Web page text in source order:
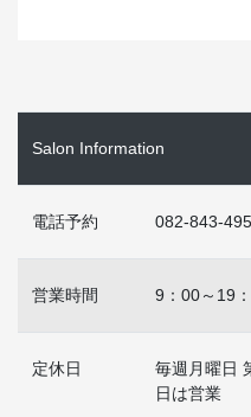
Salon Information
電話予約 082-843-
営業時間 9：00～19
定休日
毎週月曜日
日は営業